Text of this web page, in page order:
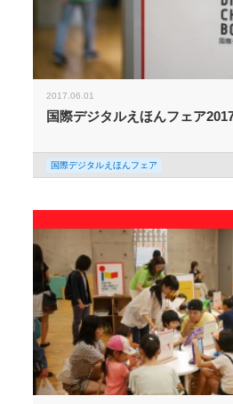
2017.06.01
国際デジタルえほんフェア
国際デジタルえほんフェア